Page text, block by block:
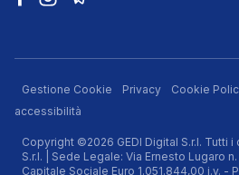
Gestione Cookie Privacy Cookie
accessibilità
Copyright ©2026 GEDI Digital S.r.l. Tutti
S.r.l. | Sede Legale: Via Ernesto Lugaro n.
Capitale Sociale Euro 1.051.844,00 i.v. -